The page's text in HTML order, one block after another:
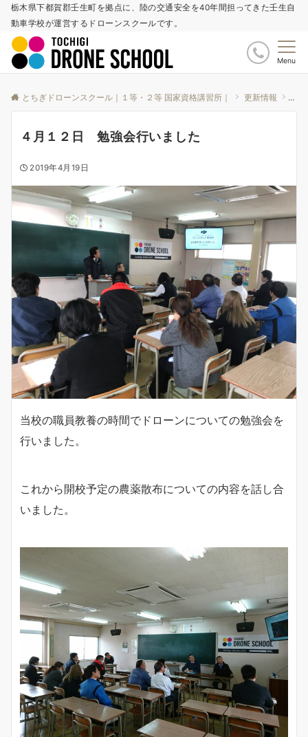
栃木県下都賀郡壬生町を拠点に、陸の交通安全を40年間担ってきた壬生自
動車学校が運営するドローンスクールです。
Menu
とちぎドローンスクール｜１等・２等 国家資格講習所｜ 更新情報 お
４月１２日 勉強会行いました
2019年4月19日
当校の職員教養の時間でドローンについての勉強会を
行いました。
これから開校予定の農薬散布についての内容を話し合
いました。